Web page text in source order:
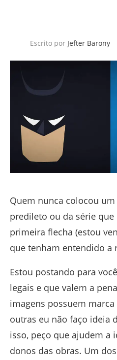
Escrito por Jefter Barony
Quem nunca colocou
predileto ou da série
primeira flecha (estou
que tenham entendido a
Estou postando para
legais e que valem a
imagens possuem marca
outras eu não faço ideia
isso, peço que ajudem a
donos das obras. Um